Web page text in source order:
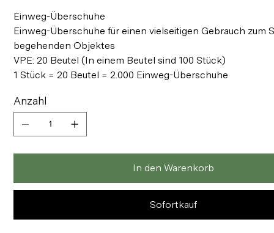
Einweg-Überschuhe
Einweg-Überschuhe für einen vielseitigen Gebrauch zum
begehenden Objektes
VPE: 20 Beutel (In einem Beutel sind 100 Stück)
1 Stück = 20 Beutel = 2.000 Einweg-Überschuhe
Anzahl
In den Warenkorb
Sofortkauf